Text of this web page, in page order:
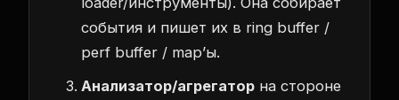
события и пишет их в ring buffer /
perf buffer / map’ы.
Анализатор/агрегатор на стороне